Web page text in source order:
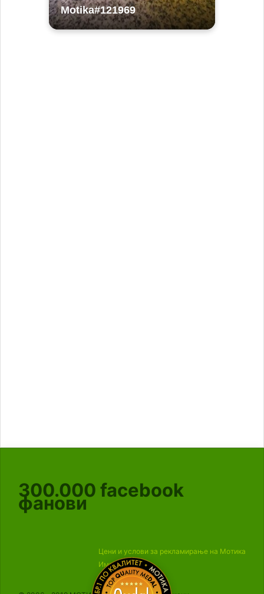
300.000 facebook
фанови
Цени и услови за рекламирање на Мотика
Импресум